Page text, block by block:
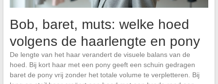
Bob, baret, muts: welke hoed
volgens de haarlengte en pony
De lengte van het haar verandert de visuele balans van de
hoed. Bij kort haar met een pony geeft een schuin gedragen
baret de pony vrij zonder het totale volume te verpletteren. Bij